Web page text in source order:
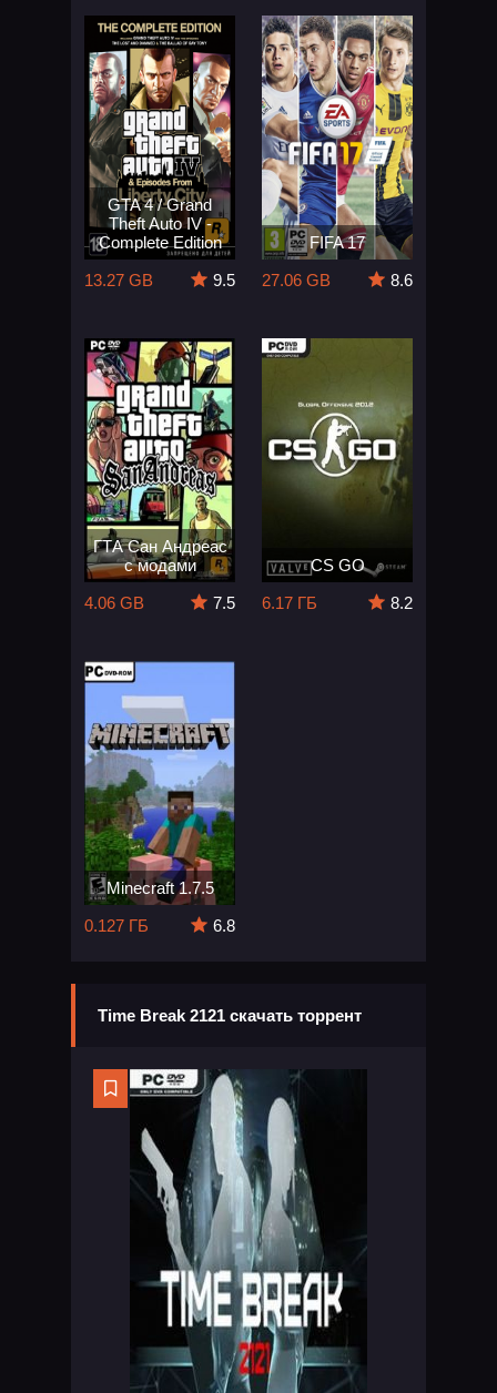
GTA 4 / Grand
Theft Auto IV -
Complete Edition
13.27 GB
9.5
FIFA 17
27.06 GB
8.6
ГТА Сан Андреас
с модами
4.06 GB
7.5
CS GO
6.17 ГБ
8.2
Minecraft 1.7.5
0.127 ГБ
6.8
Time Break 2121 скачать торрент